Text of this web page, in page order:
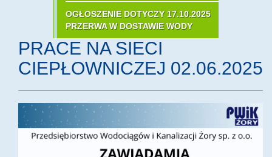
OGŁOSZENIE DOTYCZY 17.10.2025
PRZERWA W DOSTAWIE WODY
PRACE NA SIECI
CIEPŁOWNICZEJ 02.06.2025